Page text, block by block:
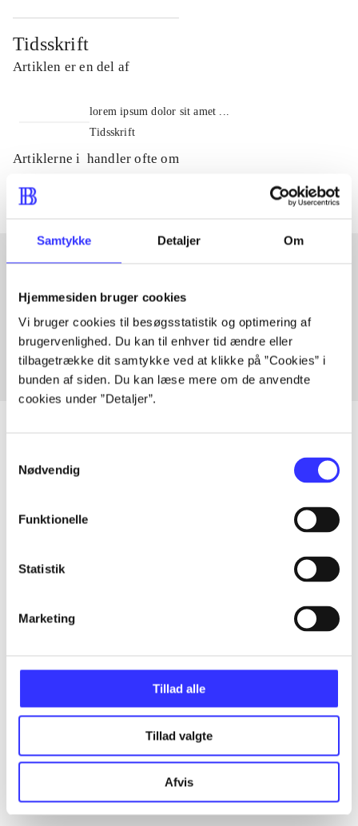
Samtykke Detaljer Om
Hjemmesiden bruger cookies
Vi bruger cookies til besøgsstatistik og optimering af
brugervenlighed. Du kan til enhver tid ændre eller
tilbagetrække dit samtykke ved at klikke på ”Cookies” i
bunden af siden. Du kan læse mere om de anvendte
cookies under ”Detaljer”.
Nødvendig
Funktionelle
Statistik
Marketing
Tillad alle
Tillad valgte
Afvis
Tidsskrift
Artiklen er en del af
lorem ipsum dolor sit amet ...
Tidsskrift
Artiklerne i handler ofte om
Artikler med samme emner
Fra
Artikler
...